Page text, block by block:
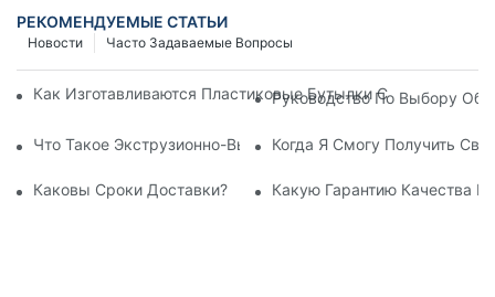
РЕКОМЕНДУЕМЫЕ СТАТЬИ
Часто Задаваемые Вопросы
Новости
Как Изготавливаются Пластиковые Бутылки С Помощью
Руководство По Выбору
Что Такое Экструзионно-Выдувная Машина?
Когда Я Смогу Получить
Каковы Сроки Доставки? Какую Гарантию Качества